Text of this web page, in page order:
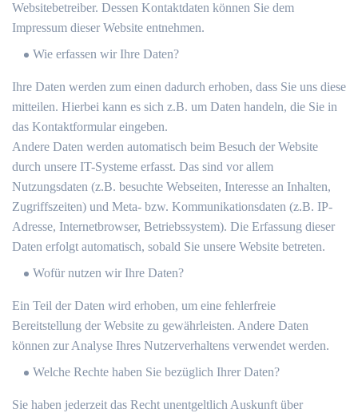
Websitebetreiber. Dessen Kontaktdaten können Sie dem
Impressum dieser Website entnehmen.
Wie erfassen wir Ihre Daten?
Ihre Daten werden zum einen dadurch erhoben, dass Sie uns diese
mitteilen. Hierbei kann es sich z.B. um Daten handeln, die Sie in
das Kontaktformular eingeben.
Andere Daten werden automatisch beim Besuch der Website
durch unsere IT-Systeme erfasst. Das sind vor allem
Nutzungsdaten (z.B. besuchte Webseiten, Interesse an Inhalten,
Zugriffszeiten) und Meta- bzw. Kommunikationsdaten (z.B. IP-
Adresse, Internetbrowser, Betriebssystem). Die Erfassung dieser
Daten erfolgt automatisch, sobald Sie unsere Website betreten.
Wofür nutzen wir Ihre Daten?
Ein Teil der Daten wird erhoben, um eine fehlerfreie
Bereitstellung der Website zu gewährleisten. Andere Daten
können zur Analyse Ihres Nutzerverhaltens verwendet werden.
Welche Rechte haben Sie bezüglich Ihrer Daten?
Sie haben jederzeit das Recht unentgeltlich Auskunft über